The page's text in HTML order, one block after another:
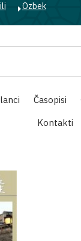
Ozbek
Časopisi
Kontakti